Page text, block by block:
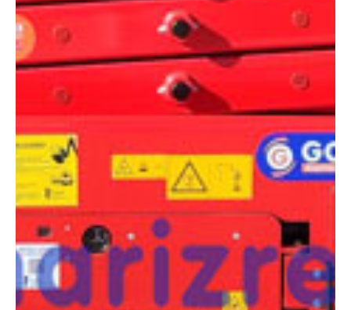
COMPARADOR
¿Tienes dudas a la hora de elegir la máquina que
necesitas?
Compara esta y otras máquinas desde el siguiente botón o ponte
en contacto con nosotros para un asesoramiento más personal.
¿Te interesa
esta máquina?
Rellena este formulario y recibiremos tu solicitud
sobre esta máquina para ponernos en contacto
directo contigo.